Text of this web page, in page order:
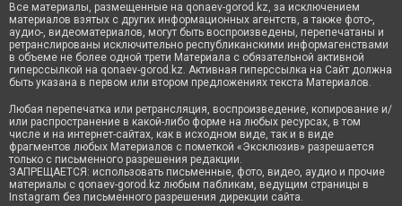
Все материалы, размещенные на qonaev-gorod.kz, за исключением
материалов взятых с других информационных агентств, а также фото-,
аудио-, видеоматериалов, могут быть воспроизведены, перепечатаны и
ретранслированы исключительно республиканскими информагенствами
в объеме не более одной трети Материала с обязательной активной
гиперссылкой на qonaev-gorod.kz. Активная гиперссылка на Сайт должна
быть указана в первом или втором предложениях текста Материалов.
Любая перепечатка или ретрансляция, воспроизведение, копирование и/
или распространение в какой-либо форме на любых ресурсах, в том
числе и на интернет-сайтах, как в исходном виде, так и в виде
фрагментов любых Материалов с пометкой «Эксклюзив» разрешается
только с письменного разрешения редакции.
ЗАПРЕЩАЕТСЯ: использовать письменные, фото, видео, аудио и прочие
материалы с qonaev-gorod.kz любым пабликам, ведущим страницы в
Instagram без письменного разрешения дирекции сайта.